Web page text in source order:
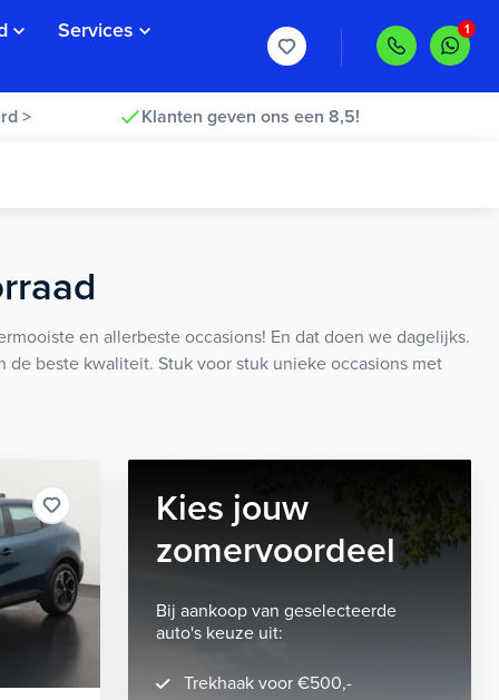
Services
> Klanten geven ons een 8,5!
en allerbeste occasions! En dat doen we dagelijks.
beste kwaliteit. Stuk voor stuk unieke occasions met
Kies jouw
zomervoordeel
Bij aankoop van geselecteerde
auto's keuze uit:
Trekhaak voor €500,-